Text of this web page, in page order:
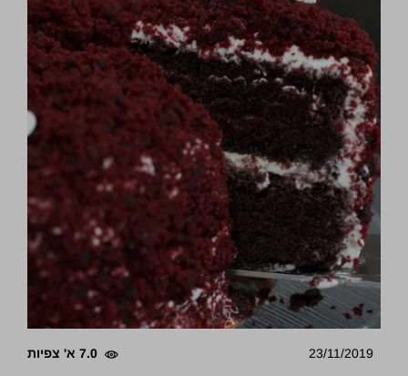
23/11/2019 7.0 א' צפיות